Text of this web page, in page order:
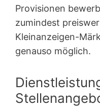
Provisionen
zumindest
Kleinanzeigen-
genauso möglich.